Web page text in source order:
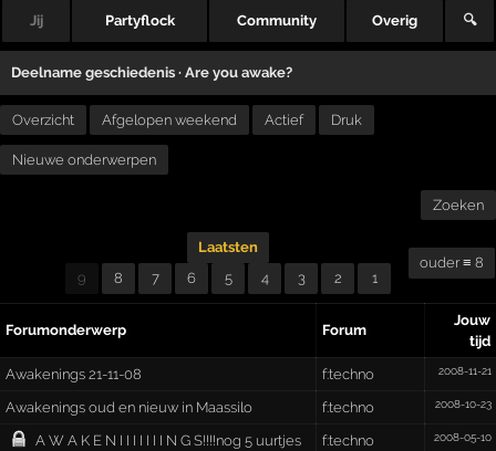
Jij Partyflock Community Overig 🔍
Deelname geschiedenis ·Are you awake?
Overzicht Afgelopen weekend Actief Druk
Nieuwe onderwerpen
Zoeken
Laatsten
9
8 7 6 5 4 3 2 1
ouder ≡ 8
Forumonderwerp Forum
Jouw
tijd
Awakenings 21-11-08
f:techno 2008-11-21
Awakenings oud en nieuw in Maassilo f:techno 2008-10-23
A W A K E N I I I I I I I N G S!!!!nog 5 uurtjes f:techno 2008-05-10